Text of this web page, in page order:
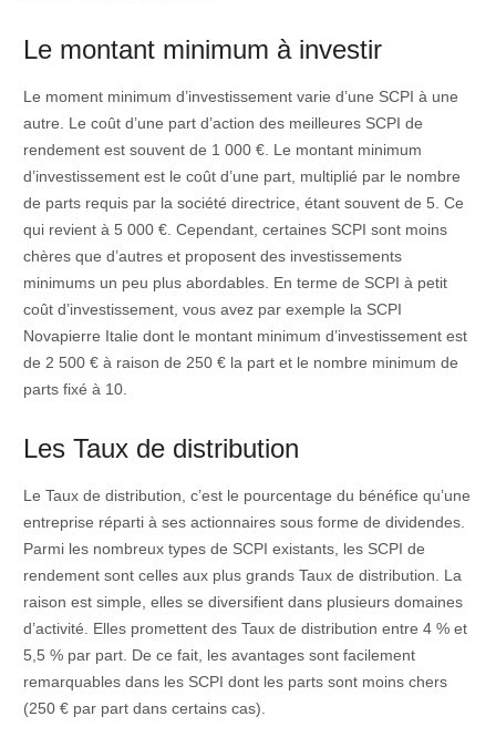
Le montant minimum à investir
Le moment minimum d’investissement varie d’une SCPI à une
autre. Le coût d’une part d’action des meilleures SCPI de
rendement est souvent de 1 000 €. Le montant minimum
d’investissement est le coût d’une part, multiplié par le nombre
de parts requis par la société directrice, étant souvent de 5. Ce
qui revient à 5 000 €. Cependant, certaines SCPI sont moins
chères que d’autres et proposent des investissements
minimums un peu plus abordables. En terme de SCPI à petit
coût d’investissement, vous avez par exemple la SCPI
Novapierre Italie dont le montant minimum d’investissement est
de 2 500 € à raison de 250 € la part et le nombre minimum de
parts fixé à 10.
Les Taux de distribution
Le Taux de distribution, c’est le pourcentage du bénéfice qu’une
entreprise réparti à ses actionnaires sous forme de dividendes.
Parmi les nombreux types de SCPI existants, les SCPI de
rendement sont celles aux plus grands Taux de distribution. La
raison est simple, elles se diversifient dans plusieurs domaines
d’activité. Elles promettent des Taux de distribution entre 4 % et
5,5 % par part. De ce fait, les avantages sont facilement
remarquables dans les SCPI dont les parts sont moins chers
(250 € par part dans certains cas).